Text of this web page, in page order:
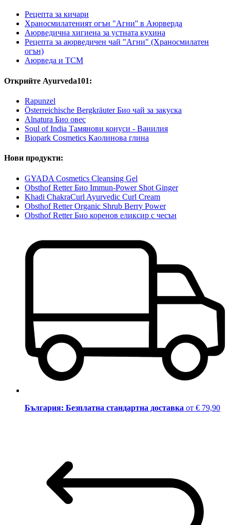
Рецепта за кичари
Храносмилатеният огън "Агни'' в Аюрверда
Аюрведична хигиена за устната кухина
Рецепта за аюрведичен чай "Агни" (Храносмилатен
огън)
Аюрведа и TCM
Открийте Ayurveda101:
Rapunzel
Österreichische Bergkräuter Био чай за закуска
Alnatura Био овес
Soul of India Тамянови конуси - Ванилия
Biopark Cosmetics Каолинова глина
Нови продукти:
GYADA Cosmetics Cleansing Gel
Obsthof Retter Био Immun-Power Shot Ginger
Khadi ChakraCurl Ayurvedic Curl Cream
Obsthof Retter Organic Shrub Berry Power
Obsthof Retter Био коренов еликсир с чесън
България: Безплатна стандартна доставка от € 79,90